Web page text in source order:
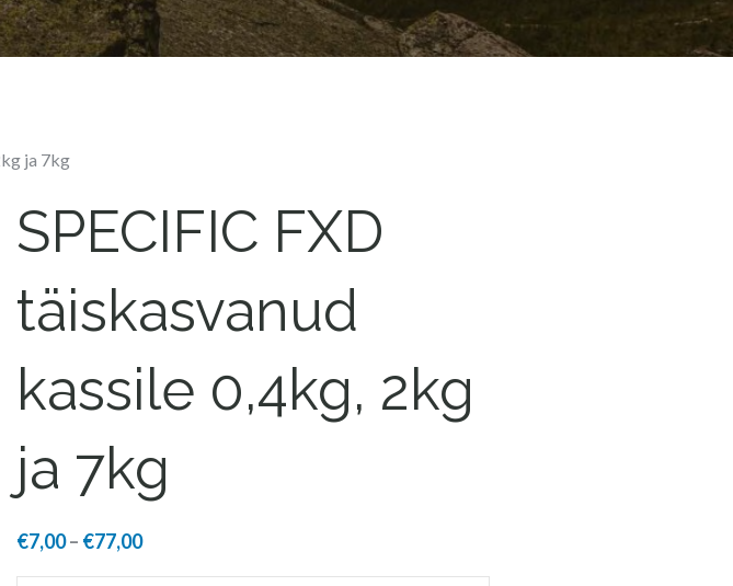
ja 7kg
SPECIFIC FXD
täiskasvanud
kassile 0,4kg, 2kg
ja 7kg
€7,00– €77,00Price
range: